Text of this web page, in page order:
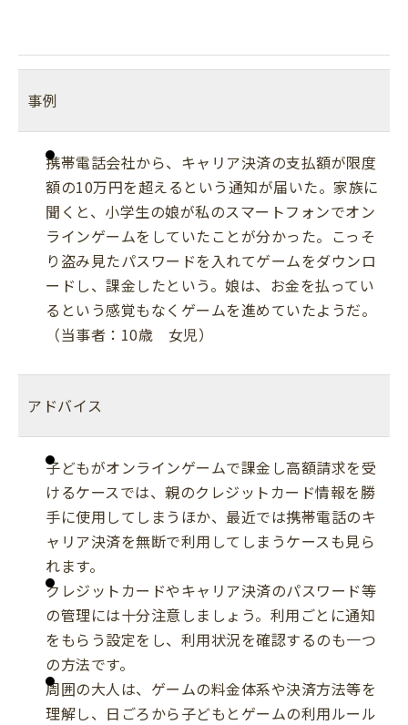
事例
携帯電話会社から、キャリア決済の支払額が限度
額の10万円を超えるという通知が届いた。家族に
聞くと、小学生の娘が私のスマートフォンでオン
ラインゲームをしていたことが分かった。こっそ
り盗み見たパスワードを入れてゲームをダウンロ
ードし、課金したという。娘は、お金を払ってい
るという感覚もなくゲームを進めていたようだ。
（当事者：10歳 女児）
アドバイス
子どもがオンラインゲームで課金し高額請求を受
けるケースでは、親のクレジットカード情報を勝
手に使用してしまうほか、最近では携帯電話のキ
ャリア決済を無断で利用してしまうケースも見ら
れます。
クレジットカードやキャリア決済のパスワード等
の管理には十分注意しましょう。利用ごとに通知
をもらう設定をし、利用状況を確認するのも一つ
の方法です。
周囲の大人は、ゲームの料金体系や決済方法等を
理解し、日ごろから子どもとゲームの利用ルール